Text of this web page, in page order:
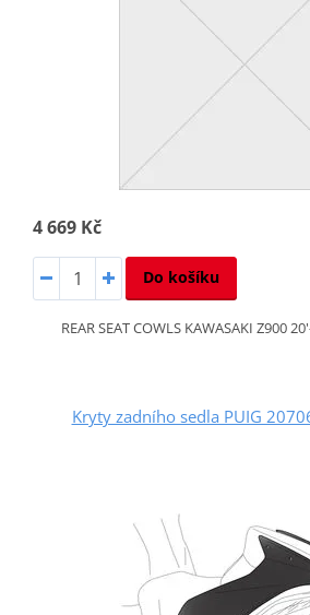
4 669 Kč
Do košíku
REAR SEAT COWLS KAWASAKI Z900
Kryty zadního sedla PUIG